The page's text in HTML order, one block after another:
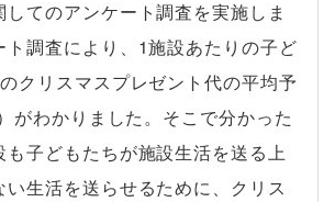
してのアンケート調査を実施しま
ト調査により、1施設あたりの子ど
クリスマスプレゼント代の平均予
がわかりました。そこで分かった
も子どもたちが施設生活を送る上
い生活を送らせるために、クリス